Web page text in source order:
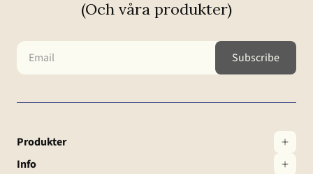
(Och våra produkter)
Produkter
Info